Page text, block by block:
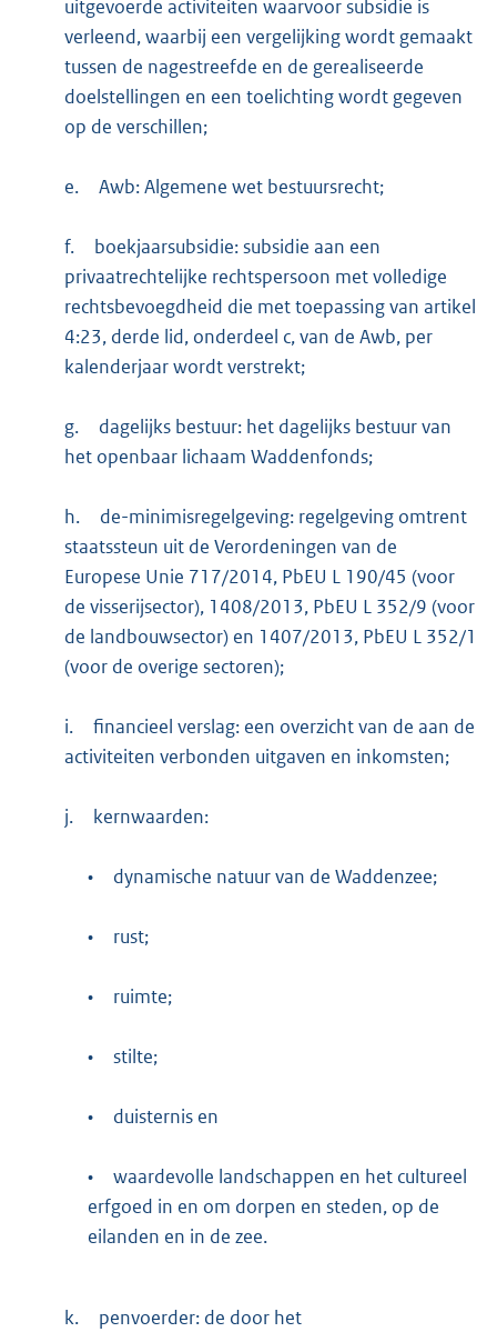
uitgevoerde activiteiten waarvoor subsidie is
verleend, waarbij een vergelijking wordt gemaakt
tussen de nagestreefde en de gerealiseerde
doelstellingen en een toelichting wordt gegeven
op de verschillen;
e. Awb: Algemene wet bestuursrecht;
f.
boekjaarsubsidie: subsidie aan een
privaatrechtelijke rechtspersoon met volledige
rechtsbevoegdheid die met toepassing van artikel
4:23, derde lid, onderdeel c, van de Awb, per
kalenderjaar wordt verstrekt;
g.
dagelijks bestuur: het dagelijks bestuur van
het openbaar lichaam Waddenfonds;
h.
de-minimisregelgeving: regelgeving omtrent
staatssteun uit de Verordeningen van de
Europese Unie 717/2014, PbEU L 190/45 (voor
de visserijsector), 1408/2013, PbEU L 352/9 (voor
de landbouwsector) en 1407/2013, PbEU L 352/1
(voor de overige sectoren);
i.
financieel verslag: een overzicht van de aan de
activiteiten verbonden uitgaven en inkomsten;
j. kernwaarden:
• dynamische natuur van de Waddenzee;
• rust;
• ruimte;
• stilte;
• duisternis en
•
waardevolle landschappen en het cultureel
erfgoed in en om dorpen en steden, op de
eilanden en in de zee.
k. penvoerder: de door het